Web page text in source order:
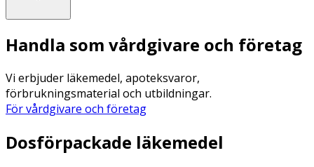
Handla som vårdgivare och företag
Vi erbjuder läkemedel, apoteksvaror,
förbrukningsmaterial och utbildningar.
För vårdgivare och företag
Dosförpackade läkemedel